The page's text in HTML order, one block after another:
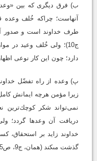
ب) فرق دیگری که بین
آنهاست؛ چراکه خُلف وعده
ج‏10)؛ ولی خُلف وعید در
دارد؛ چون این کار نوعی اظهار
پ) وعده از راه تفضّل
زيرا مؤمن هرچه ايمانش
نمی‌تواند شكر كوچك‌ترين
دریافت آن وعدها گردد؛
خداوند زايد بر استحقاق،
گذشت مى‏كند (همان، ج‏9، ص275).